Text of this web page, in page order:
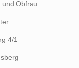
und Obfrau
4/1